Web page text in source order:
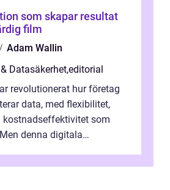
som skapar resultat
film
Adam Wallin
Datasäkerhet,editorial
revolutionerat hur företag
data, med flexibilitet,
kostnadseffektivitet som
denna digitala